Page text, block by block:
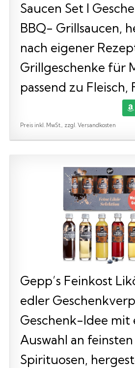
Saucen Set I
BBQ- Grillsaucen,
nach eigener
Grillgeschenke für
passend zu Fleisch,
Preis inkl. MwSt., zzgl. Versandkosten
Gepp’s Feinkost
edler
Geschenk-Idee mit
Auswahl an feinsten
Spirituosen,